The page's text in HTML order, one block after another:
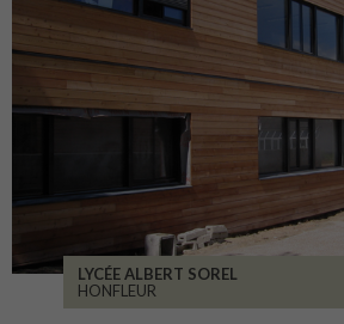
LYCÉE ALBERT SOREL
HONFLEUR